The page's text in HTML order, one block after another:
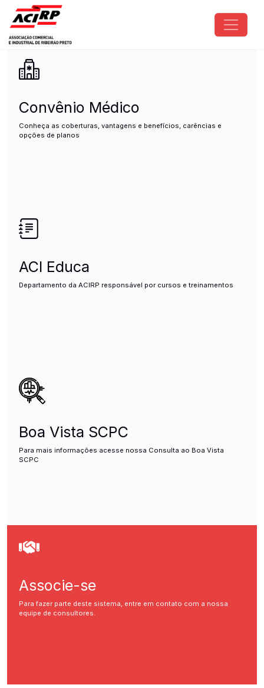
Pular para o conteúdo principal
ACIRP - Associação Comercial
Convênio Médico
Conheça as coberturas, vantagens e benefícios, carências e
opções de planos
ACI Educa
Departamento da ACIRP responsável por cursos e treinamentos
Boa Vista SCPC
Para mais informações acesse nossa Consulta ao Boa Vista
SCPC
Associe-se
Para fazer parte deste sistema, entre em contato com a nossa
equipe de consultores.